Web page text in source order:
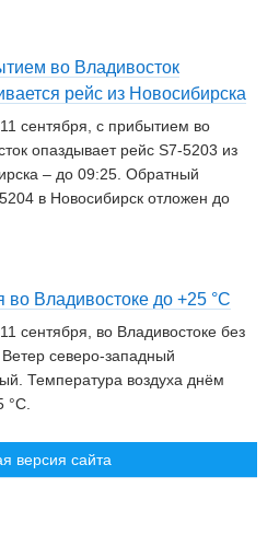
во Владивосток
рейс из Новосибирска
сентября, с прибытием во
опаздывает рейс S7-5203 из
– до 09:25. Обратный
в Новосибирск отложен до
во Владивостоке до +25 °С
сентября, во Владивостоке без
Ветер северо-западный
Температура воздуха днём
°С.
версия сайта